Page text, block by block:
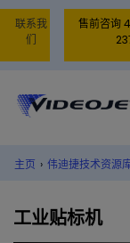
联系我
们
售前咨询
主页 › 伟迪捷技术资源
工业贴标机